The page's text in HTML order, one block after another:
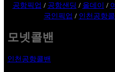
공항픽업 / 공항샌딩 / 올데이 /
국인픽업 / 인천공항
모넷콜밴
인천공항콜밴